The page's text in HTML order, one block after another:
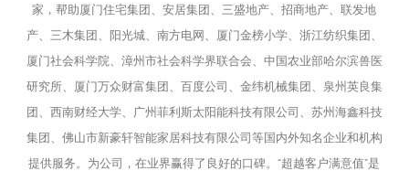
家，帮助厦门住宅集团、安居集团、三盛地产、招商地产、联发地
产、三木集团、阳光城、南方电网、厦门金榜小学、浙江纺织集团、
厦门社会科学院、漳州市社会科学界联合会、中国农业部哈尔滨兽医
研究所、厦门万众财富集团、百度公司、金纬机械集团、泉州英良集
团、西南财经大学、广州菲利斯太阳能科技有限公司、苏州海鑫科技
集团、佛山市新豪轩智能家居科技有限公司等国内外知名企业和机构
提供服务。为公司，在业界赢得了良好的口碑。“超越客户满意值”是